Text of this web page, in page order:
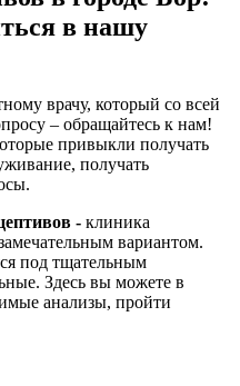
в нашу
врачу, который со всей
– обращайтесь к нам!
привыкли получать
получать
- клиника
вариантом.
под тщательным
Здесь вы можете в
анализы, пройти